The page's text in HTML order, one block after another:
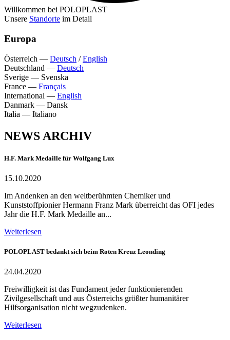
Willkommen bei POLOPLAST
Unsere Standorte im Detail
Europa
Österreich — Deutsch /English
Deutschland — Deutsch
Sverige — Svenska
France — Français
International — English
Danmark — Dansk
Italia — Italiano
NEWS ARCHIV
H.F. Mark Medaille für Wolfgang Lux
15.10.2020
Im Andenken an den weltberühmten Chemiker und
Kunststoffpionier Hermann Franz Mark überreicht das OFI jedes
Jahr die H.F. Mark Medaille an...
Weiterlesen
POLOPLAST bedankt sich beim Roten Kreuz Leonding
24.04.2020
Freiwilligkeit ist das Fundament jeder funktionierenden
Zivilgesellschaft und aus Österreichs größter humanitärer
Hilfsorganisation nicht wegzudenken.
Weiterlesen